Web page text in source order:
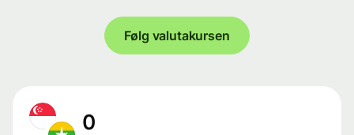
Følg valutakursen
0